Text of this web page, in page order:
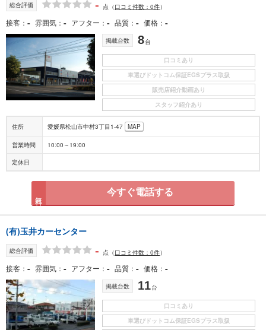
総合評価 - 点 （口コミ件数：0件）
接客 - 雰囲気 - アフター - 品質 - 価格 -
掲載台数 8台
口コミあり
車選びドットコム保証EGSプラス取扱
販売店紹介動画あり
スタッフ紹介あり
住所 愛媛県松山市中村3丁目1-47 MAP
営業時間 10:00～19:00
定休日
今すぐ電話する
(有)玉井カーセンター
総合評価 - 点 （口コミ件数：0件）
接客 - 雰囲気 - アフター - 品質 - 価格 -
掲載台数 11台
口コミあり
車選びドットコム保証EGSプラス取扱